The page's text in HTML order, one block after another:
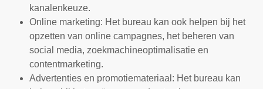
kanalenkeuze.
Online marketing: Het bureau kan ook helpen bij het
opzetten van online campagnes, het beheren van
social media, zoekmachineoptimalisatie en
contentmarketing.
Advertenties en promotiemateriaal: Het bureau kan